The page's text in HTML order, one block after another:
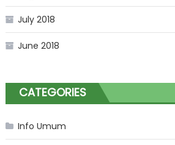
July 2018
June 2018
CATEGORIES
Info Umum